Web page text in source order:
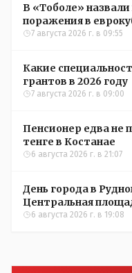
В «Тоболе»
поражения в
7 августа 2026 г. в 09:55
Какие
грантов в 2026 году
7 августа 2026 г. в 09:00
Пенсионер едва не
тенге в Костанае
6 августа 2026 г. в 21:07
День города в
Центральная
желающих
6 августа 2026 г. в 19:08